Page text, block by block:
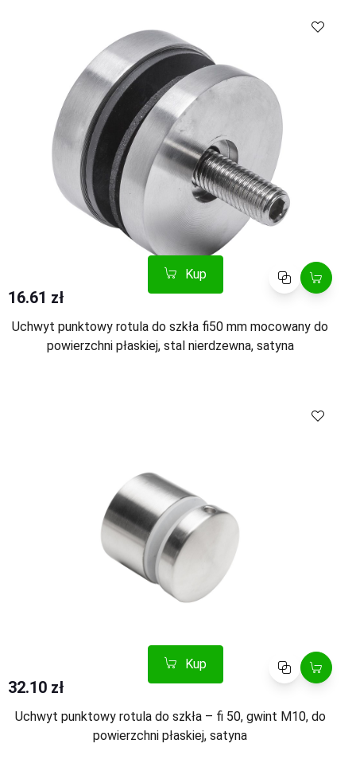
Kup Porównaj
16.61 zł
Uchwyt punktowy rotula do szkła fi50 mm mocowany do
powierzchni płaskiej, stal nierdzewna, satyna
Kup Porównaj
32.10 zł
Uchwyt punktowy rotula do szkła – fi 50, gwint M10, do
powierzchni płaskiej, satyna